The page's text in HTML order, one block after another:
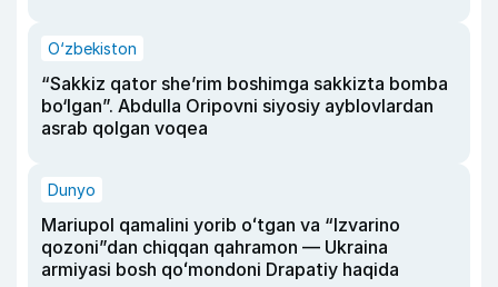
O‘zbekiston
“Sakkiz qator she’rim boshimga sakkizta bomba
bo‘lgan”. Abdulla Oripovni siyosiy ayblovlardan
asrab qolgan voqea
Dunyo
Mariupol qamalini yorib oʻtgan va “Izvarino
qozoni”dan chiqqan qahramon — Ukraina
armiyasi bosh qoʻmondoni Drapatiy haqida